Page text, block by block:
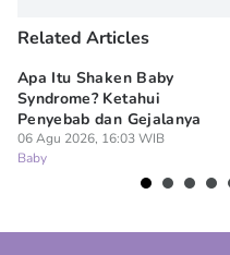
Related Articles
Apa Itu Shaken Baby
Syndrome? Ketahui
Penyebab dan Gejalanya
06 Agu 2026, 16:03 WIB
Baby